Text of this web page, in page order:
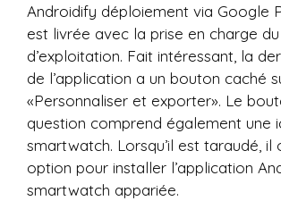
Androidify déploiement via Google
est livrée avec la prise en charge
d’exploitation. Fait intéressant, la
de l’application a un bouton caché
«Personnaliser et exporter». Le
question comprend également une
smartwatch. Lorsqu’il est taraudé, il
option pour installer l’application
smartwatch appariée.